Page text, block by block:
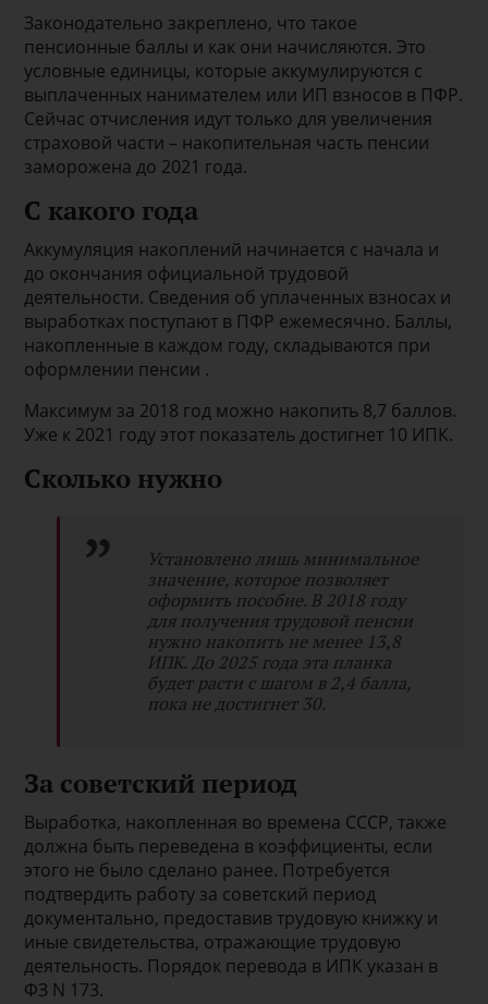
Законодательно закреплено, что такое
пенсионные баллы и как они начисляются. Это
условные единицы, которые аккумулируются с
выплаченных нанимателем или ИП взносов в ПФР.
Сейчас отчисления идут только для увеличения
страховой части – накопительная часть пенсии
заморожена до 2021 года.
С какого года
Аккумуляция накоплений начинается с начала и
до окончания официальной трудовой
деятельности. Сведения об уплаченных взносах и
выработках поступают в ПФР ежемесячно. Баллы,
накопленные в каждом году, складываются при
оформлении пенсии .
Максимум за 2018 год можно накопить 8,7 баллов.
Уже к 2021 году этот показатель достигнет 10 ИПК.
Сколько нужно
Установлено лишь минимальное
значение, которое позволяет
оформить пособие. В 2018 году
для получения трудовой пенсии
нужно накопить не менее 13,8
ИПК. До 2025 года эта планка
будет расти с шагом в 2,4 балла,
пока не достигнет 30.
За советский период
Выработка, накопленная во времена СССР, также
должна быть переведена в коэффициенты, если
этого не было сделано ранее. Потребуется
подтвердить работу за советский период
документально, предоставив трудовую книжку и
иные свидетельства, отражающие трудовую
деятельность. Порядок перевода в ИПК указан в
ФЗ N 173.